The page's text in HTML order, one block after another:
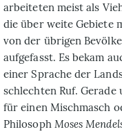
arbeiteten meist als
die über weite Gebiete
von der übrigen
aufgefasst. Es bekam
einer Sprache der
schlechten Ruf.
für einen Mischmasch
Philosoph Moses